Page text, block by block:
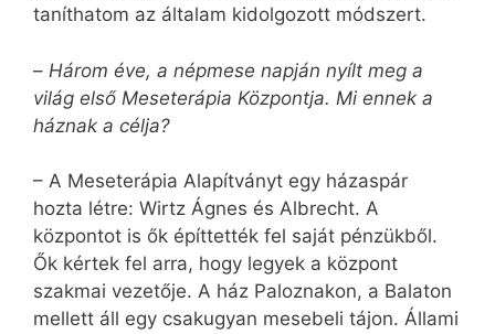
taníthatom az általam kidolgozott módszert.
– Három éve, a népmese napján nyílt meg a
világ első Meseterápia Központja. Mi ennek a
háznak a célja?
– A Meseterápia Alapítványt egy házaspár
hozta létre: Wirtz Ágnes és Albrecht. A
központot is ők építtették fel saját pénzükből.
Ők kértek fel arra, hogy legyek a központ
szakmai vezetője. A ház Paloznakon, a Balaton
mellett áll egy csakugyan mesebeli tájon. Állami